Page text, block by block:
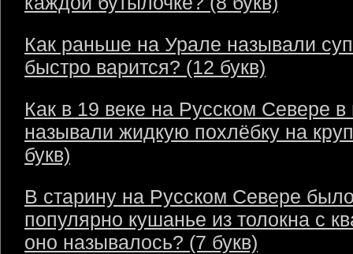
Как раньше на Урале называли
быстро варится? (12 букв)
Как в 19 веке на Русском Севере в
называли жидкую похлёбку на
букв)
В старину на Русском Севере
популярно кушанье из толокна с
оно называлось? (7 букв)